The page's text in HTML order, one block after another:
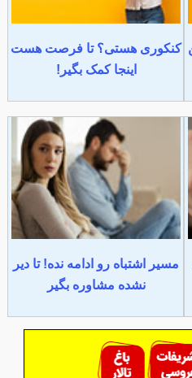
کنکوری هستی؟ تا فرصت هست
اینجا کمک بگیر!
مسیر اشتباه رو ادامه نده! تا دیر
نشده مشاوره بگیر